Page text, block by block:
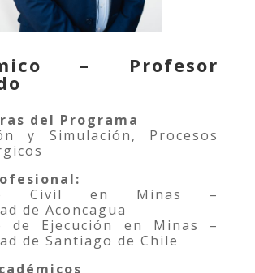
– Profesor
del Programa
y Simulación, Procesos
Civil en Minas –
de Aconcagua
de Ejecución en Minas –
de Santiago de Chile